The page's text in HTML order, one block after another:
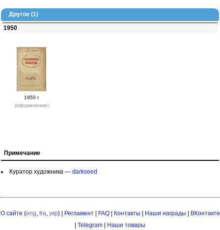
Другое (1)
1950
1950 г
(оформление)
Примечание
Куратор художника — darkseed
О сайте (eng, fra, укр) | Регламент| FAQ| Контакты Наши награды
ВКонтакте
Telegram Наши товары